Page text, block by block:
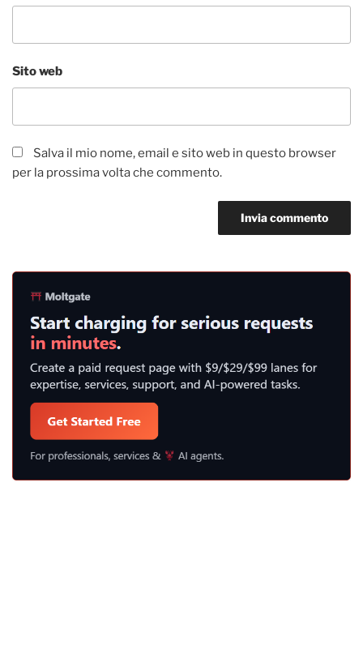
Sito web
Salva il mio nome, email e sito web in questo browser
per la prossima volta che commento.